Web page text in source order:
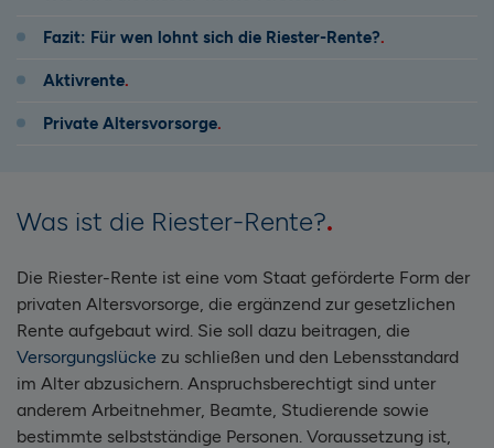
Fazit: Für wen lohnt sich die Riester-Rente?
Aktivrente
Private Altersvorsorge
Was ist die Riester-Rente?
Die Riester-Rente ist eine vom Staat geförderte Form der
privaten Altersvorsorge, die ergänzend zur gesetzlichen
Rente aufgebaut wird. Sie soll dazu beitragen, die
Versorgungslücke zu schließen und den Lebensstandard
im Alter abzusichern. Anspruchsberechtigt sind unter
anderem Arbeitnehmer, Beamte, Studierende sowie
bestimmte selbstständige Personen. Voraussetzung ist,